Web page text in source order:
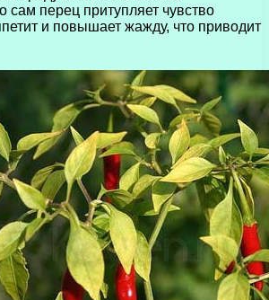
сам перец притупляет чувство
и повышает жажду, что приводит